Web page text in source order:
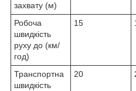
захвату (м)
Робоча
швидкість
руху до (км/
год)
15
Транспортна
швидкість
20